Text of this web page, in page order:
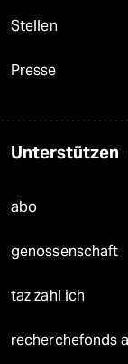
Stellen
Presse
Unterstützen
abo
genossenschaft
taz zahl ich
recherchefonds